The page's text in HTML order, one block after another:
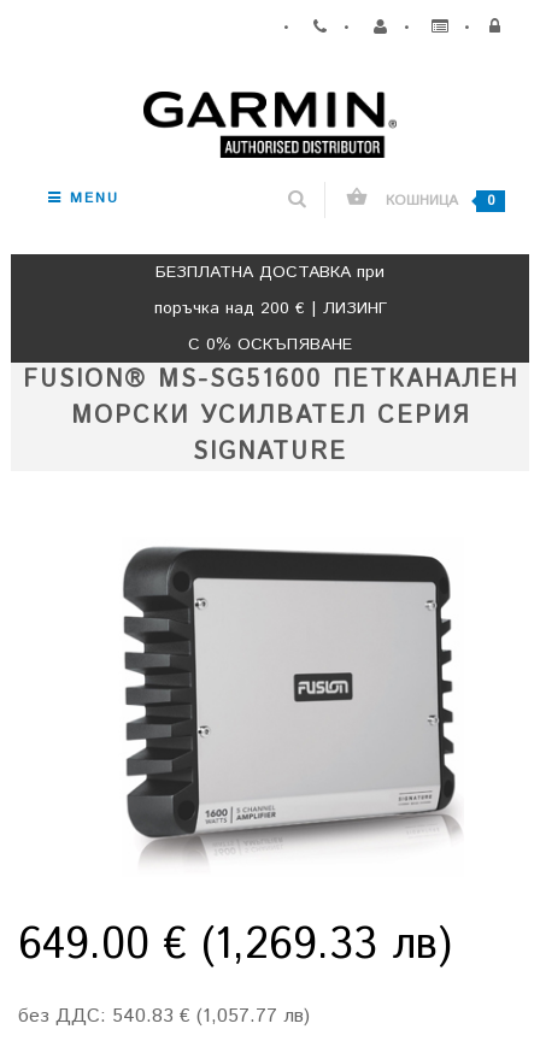
• • • •
MENU КОШНИЦА 0
БЕЗПЛАТНА ДОСТАВКА при
поръчка над 200 € | ЛИЗИНГ
С 0% ОСКЪПЯВАНЕ
FUSION® MS-SG51600 ПЕТКАНАЛЕН
МОРСКИ УСИЛВАТЕЛ СЕРИЯ
SIGNATURE
649.00 € (1,269.33 лв)
без ДДС: 540.83 € (1,057.77 лв)